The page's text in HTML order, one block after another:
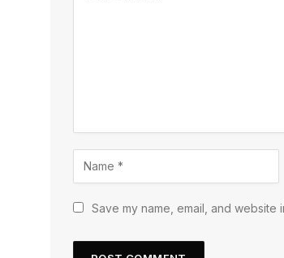
Save my name, email, and website